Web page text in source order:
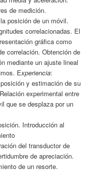
de medición.
posición de un móvil.
correlacionadas. El
gráfica como
correlación. Obtención de
mediante un ajuste lineal
Experiencia:
y estimación de su
experimental entre
que se desplaza por un
Introducción al
del transductor de
de apreciación.
de un resorte.